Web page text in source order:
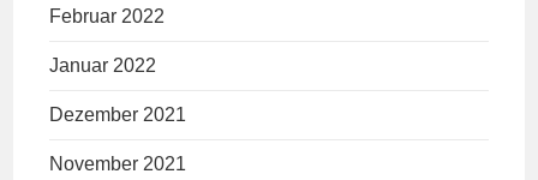
Februar 2022
Januar 2022
Dezember 2021
November 2021